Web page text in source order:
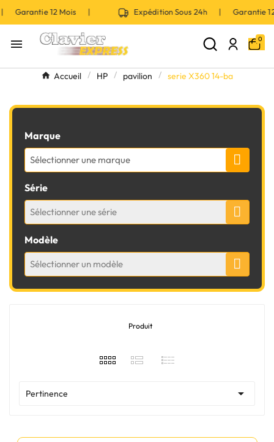
| Garantie 12 Mois | Expédition Sous 24h | Garantie
 0
Accueil HP pavilion serie X360 14-ba
Marque
Sélectionner une marque
Série
Sélectionner une série
Modèle
Sélectionner un modèle
Produit
Pertinence 